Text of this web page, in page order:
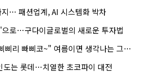
… 패션업계, AI 시스템화 박차
로…구다이글로벌의 새로운 투자법
리 빠삐코~" 여름이면 생각나는 그 노래
도는 롯데…치열한 초코파이 대전